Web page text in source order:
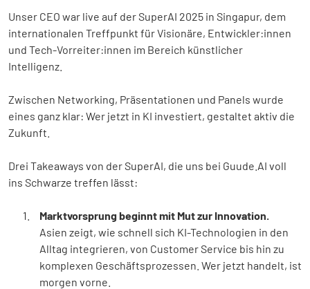
Unser CEO war live auf der SuperAI 2025 in Singapur, dem
internationalen Treffpunkt für Visionäre, Entwickler:innen
und Tech-Vorreiter:innen im Bereich künstlicher
Intelligenz.
Zwischen Networking, Präsentationen und Panels wurde
eines ganz klar: Wer jetzt in KI investiert, gestaltet aktiv die
Zukunft.
Drei Takeaways von der SuperAI, die uns bei Guude.AI voll
ins Schwarze treffen lässt:
Marktvorsprung beginnt mit Mut zur Innovation.
Asien zeigt, wie schnell sich KI-Technologien in den
Alltag integrieren, von Customer Service bis hin zu
komplexen Geschäftsprozessen. Wer jetzt handelt, ist
morgen vorne.